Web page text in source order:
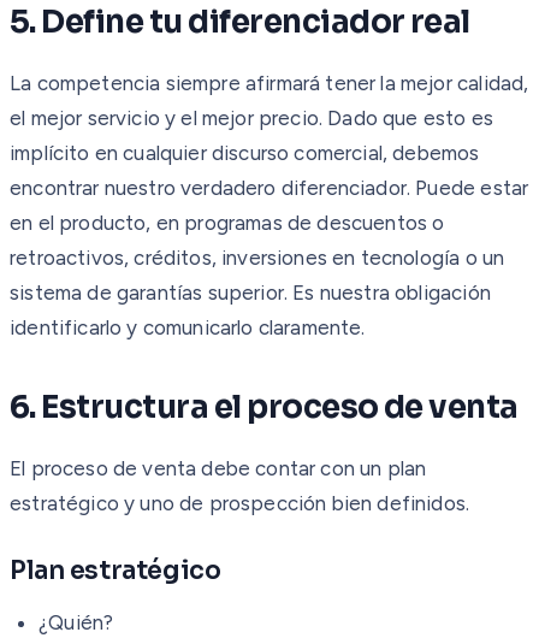
5. Define tu diferenciador real
La competencia siempre afirmará tener la mejor calidad,
el mejor servicio y el mejor precio. Dado que esto es
implícito en cualquier discurso comercial, debemos
encontrar nuestro verdadero diferenciador. Puede estar
en el producto, en programas de descuentos o
retroactivos, créditos, inversiones en tecnología o un
sistema de garantías superior. Es nuestra obligación
identificarlo y comunicarlo claramente.
6. Estructura el proceso de venta
El proceso de venta debe contar con un plan
estratégico y uno de prospección bien definidos.
Plan estratégico
¿Quién?